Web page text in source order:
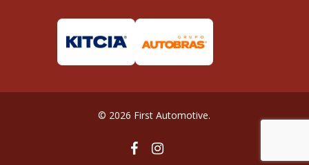
© 2026 First Automotive.
facebookinstagram